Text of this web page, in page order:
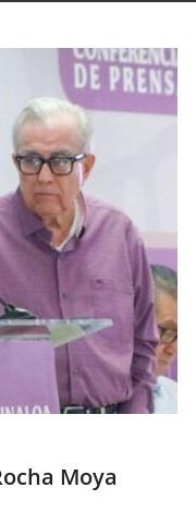
Moya